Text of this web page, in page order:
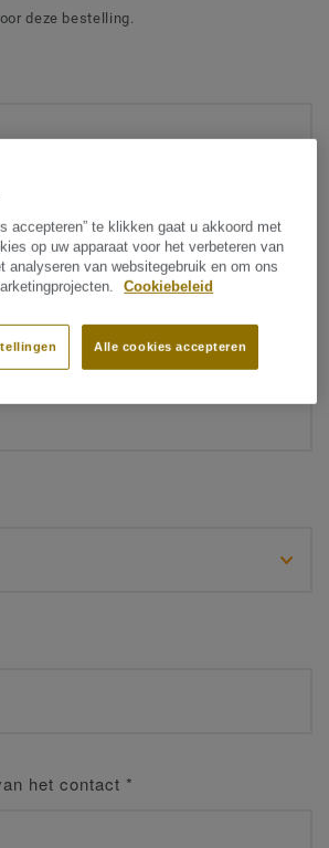
deze bestelling.
het contact *
accepteren” te klikken gaat u akkoord met
op uw apparaat voor het verbeteren van
analyseren van websitegebruik en om ons
Cookiebeleid
Alle cookies accepteren